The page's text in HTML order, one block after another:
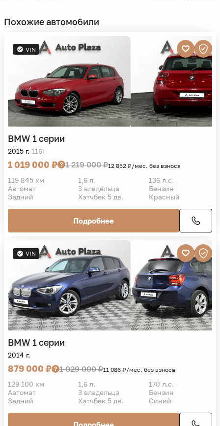
Похожие автомобили
VIN
BMW 1 серии
2015 г. 116i
1 019 000 ₽ 1 219 000 ₽12 852 ₽/мес. без взноса
119 845 км 1,6 л.
136 л.с.
Автомат
3 владельца
Бензин
Задний
Хэтчбек 5 дв. Красный
Подробнее
VIN
BMW 1 серии
2014 г.
879 000 ₽ 1 029 000 ₽11 086 ₽/мес. без взноса
129 100 км 1,6 л.
170 л.с.
Автомат
3 владельца
Бензин
Задний
Хэтчбек 5 дв. Синий